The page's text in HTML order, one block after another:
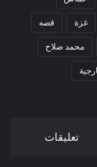
غزة قصه
محمد صلاح
تعليقات